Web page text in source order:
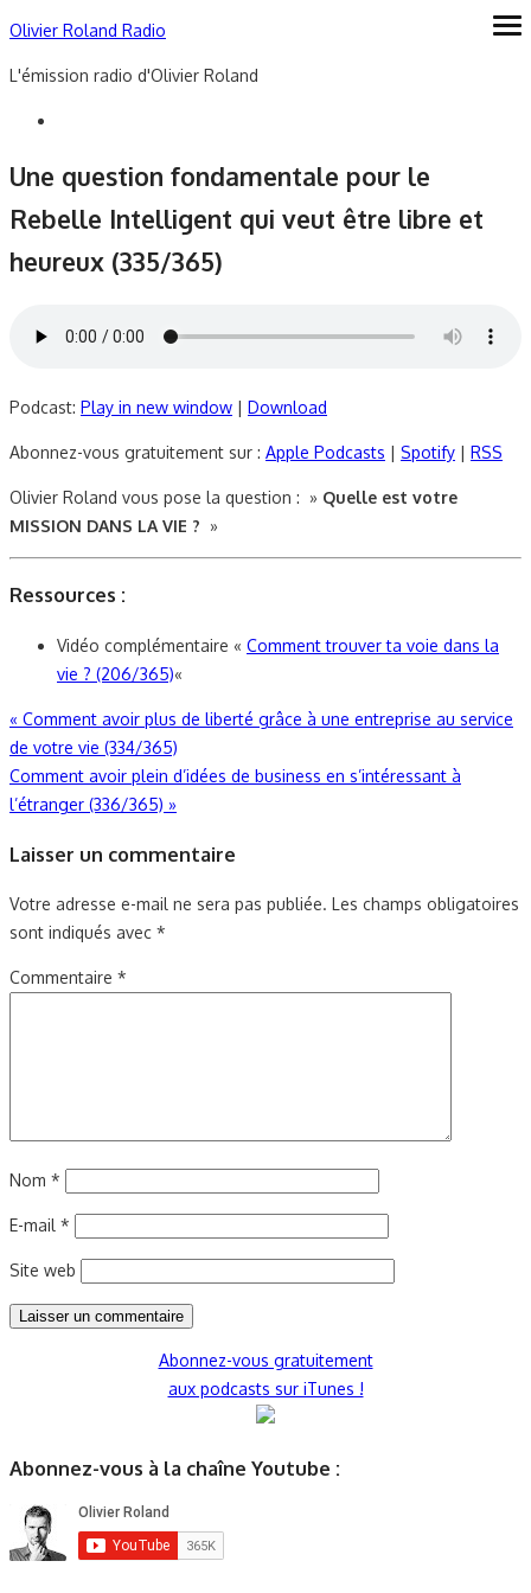
Skip
content
Olivier Roland Radio
L'émission radio d'Olivier Roland
Une question fondamentale pour le
Rebelle Intelligent qui veut être libre et
heureux (335/365)
Podcast: Play in new window | Download
Abonnez-vous gratuitement sur : Apple Podcasts | Spotify | RSS
Olivier Roland vous pose la question : » Quelle est votre
MISSION DANS LA VIE ? »
Ressources :
Vidéo complémentaire « Comment trouver ta voie dans la
vie ? (206/365)«
Navigation
de
l’article
« Comment avoir plus de liberté grâce à une entreprise au service
de votre vie (334/365)
Comment avoir plein d’idées de business en s’intéressant à
l’étranger (336/365) »
Laisser un commentaire
Votre adresse e-mail ne sera pas publiée. Les champs obligatoires
sont indiqués avec *
Commentaire *
Nom *
E-mail *
Site web
Abonnez-vous gratuitement
aux podcasts sur iTunes !
Abonnez-vous à la chaîne Youtube :